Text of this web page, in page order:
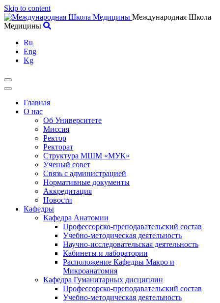
Skip to content
Международная Школа
Медицины
Ru
Eng
Kg
Главная
О нас
Об Университете
Миссия
Ректор
Ректорат
Структура МШМ «МУК»
Ученый совет
Связь с администрацией
Нормативные документы
Аккредитация
Новости
Кафедры
Кафедра Анатомии
Профессорско-преподавательский состав
Учебно-методическая деятельность
Научно-исследовательская деятельность
Кабинеты и лаборатории
Расположение Кафедры Макро и
Микроанатомия
Кафедра Гуманитарных дисциплин
Профессорско-преподавательский состав
Учебно-методическая деятельность